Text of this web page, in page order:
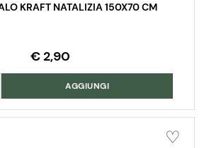
KRAFT NATALIZIA 150X70 CM
€ 2,90
AGGIUNGI